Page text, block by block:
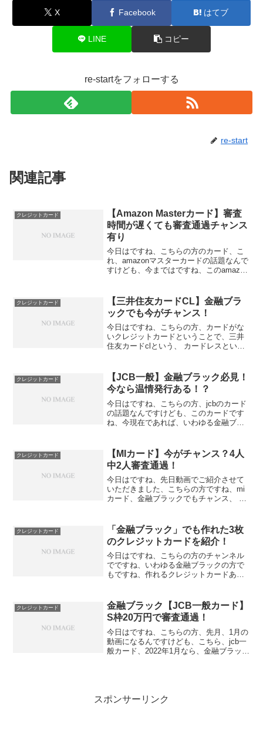
X Facebook はてブ
LINE コピー
re-startをフォローする
re-start
関連記事
クレジットカード
【Amazon Masterカード】審査
時間が遅くても審査通過チャンス
有り
今日はですね、こちらの方のカード、こ
れ、amazonマスターカードの話題なんで
すけども、今まではですね、このamazon
ていたんですけども、デザインが一新さ
れましてね ...
クレジットカード
【三井住友カードCL】金融ブラ
ックでも今がチャンス！
今日はですね、こちらの方、カードがな
いクレジットカードということで、三井
住友カードclという、 カードレスという
すね、このスマホにね、表示されるバー
チャルカードだけで使...
クレジットカード
【JCB一般】金融ブラック必見！
今なら温情発行ある！？
今日はですね、こちらの方、jcbのカード
の話題なんですけども、このカードです
ね、今現在であれば、いわゆる金融ブラ
そちらの方をご紹介したいと思います。
これね、メッセージで...
クレジットカード
【MIカード】今がチャンス？4人
中2人審査通過！
今日はですね、先日動画でご紹介させて
いただきました、こちらの方ですね、mi
カード、金融ブラックでもチャンス、 シ
このmiカード、あんまりメジャーなカー
ドではないんです...
クレジットカード
「金融ブラック」でも作れた3枚
のクレジットカードを紹介！
今日はですね、こちらの方のチャンネル
でですね、いわゆる金融ブラックの方で
もですね、作れるクレジットカードあり
ね。で、その中でですね、こういう形
で、例えば、ライフカード...
クレジットカード
金融ブラック【JCB一般カード】
S枠20万円で審査通過！
今日はですね、こちらの方、先月、1月の
動画になるんですけども、こちら、jcb一
般カード、2022年1月なら、金融ブラック
スポンサーリンク